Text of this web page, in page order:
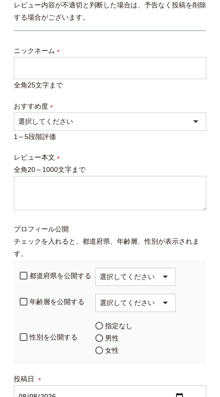
レビュー内容が不適切と判断した場合は、予告なく投稿を削除
する場合がございます。
ニックネーム
全角25文字まで
おすすめ度
(必
須)
1～5段階評価
レビュー本文
(必
全角20～1000文字まで
プロフィール公開
チェックを入れると、都道府県、年齢層、性別が表示されま
す。
都道府県を公開する
年齢層を公開する
性別を公開する
指定なし
男性
女性
投稿日
(必